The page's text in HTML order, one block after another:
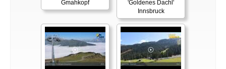
Gmahkopf
'Goldenes Dachl'
Innsbruck